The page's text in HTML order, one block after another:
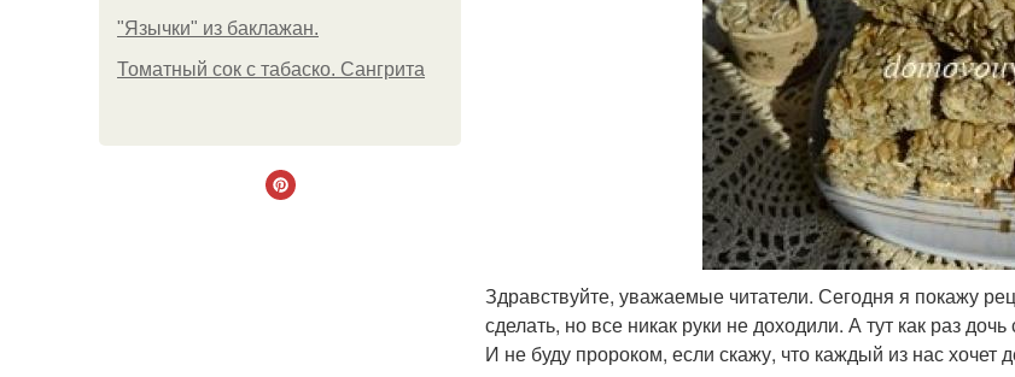
"Язычки" из баклажан.
Томатный сок с табаско. Сангрита
Здравствуйте, уважаемые читатели. Сегодня я покажу
сделать, но все никак руки не доходили. А тут как раз
И не буду пророком, если скажу, что каждый из нас